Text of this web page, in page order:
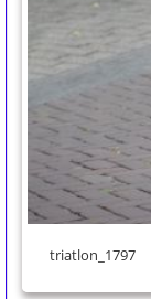
triatlon_1797